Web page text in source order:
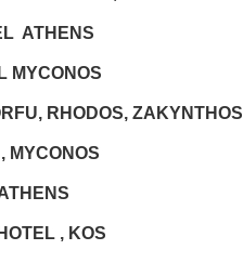
ATHENS
MYCONOS
RHODOS, ZAKYNTHOS
MYCONOS
, KOS